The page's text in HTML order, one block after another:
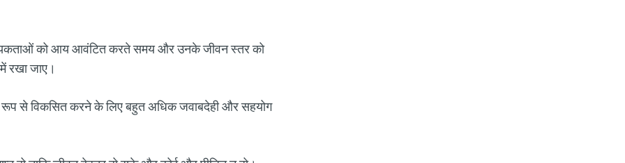
को आय आवंटित करते समय और उनके जीवन स्तर को
रखा जाए।
से विकसित करने के लिए बहुत अधिक जवाबदेही और सहयोग